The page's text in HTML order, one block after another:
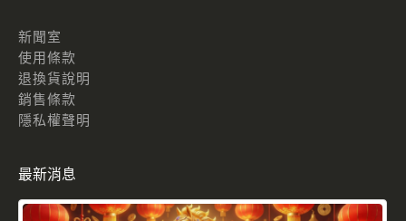
新聞室
使用條款
退換貨說明
銷售條款
隱私權聲明
最新消息